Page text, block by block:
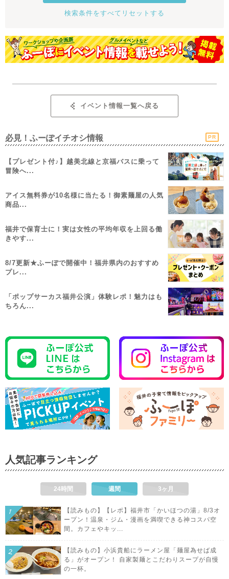
検索条件をすべてリセットする
イベント情報一覧へ戻る
必見！ふーぽイチオシ情報 PR
【プレゼント付♪】越美北線と京福バスに乗って
冒険へ...
アイス無料券が10名様に当たる！御素麺屋の人気
商品...
福井で保育士に！実は女性の平均年収を上回る働
きやす...
8/7更新★ふーぽで開催中！福井県内のおすすめ
プレ...
「ポップサーカス福井公演」体験レポ！魅力はも
ちろん...
人気記事ランキング
24時間 週間 3ヶ月
【読みもの】【レポ】福井市「かいほつの湯」8/3オ
ープン！温泉・ジム・漫画を満喫できる神コスパ空
間。カフェやキッ...
【読みもの】小浜貴船にラーメン屋「麺屋為せば成
る」がオープン！ 自家製麺とこだわりスープが自慢
の一杯。